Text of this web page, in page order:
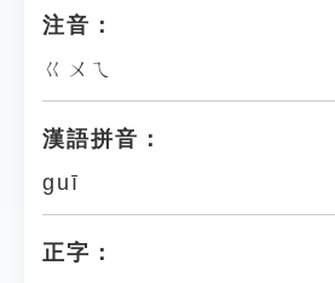
注音：
ㄍㄨㄟ
漢語拼音：
guī
正字：